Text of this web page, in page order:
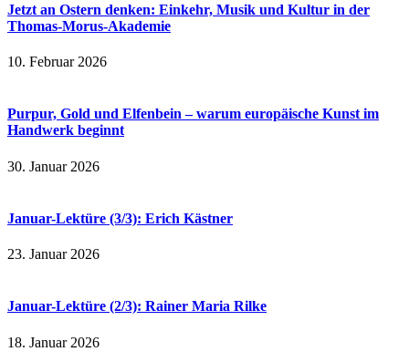
Jetzt an Ostern denken: Einkehr, Musik und Kultur in der
Thomas-Morus-Akademie
10. Februar 2026
Purpur, Gold und Elfenbein – warum europäische Kunst im
Handwerk beginnt
30. Januar 2026
Januar-Lektüre (3/3): Erich Kästner
23. Januar 2026
Januar-Lektüre (2/3): Rainer Maria Rilke
18. Januar 2026